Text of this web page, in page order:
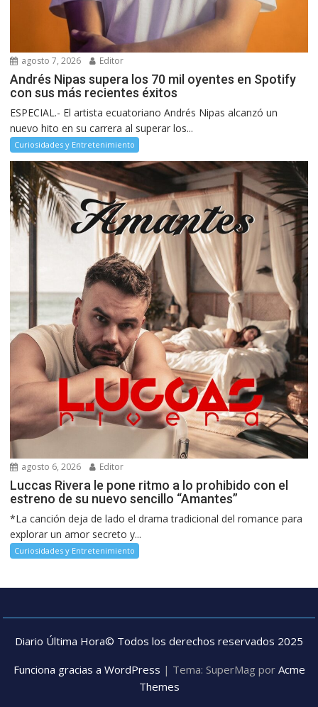
agosto 7, 2026 Editor
Andrés Nipas supera los 70 mil oyentes en Spotify
con sus más recientes éxitos
ESPECIAL.- El artista ecuatoriano Andrés Nipas alcanzó un
nuevo hito en su carrera al superar los...
Curiosidades y Entretenimiento
agosto 6, 2026 Editor
Luccas Rivera le pone ritmo a lo prohibido con el
estreno de su nuevo sencillo “Amantes”
*La canción deja de lado el drama tradicional del romance para
explorar un amor secreto y...
Curiosidades y Entretenimiento
Diario Última Hora© Todos los derechos reservados 2025
Funciona gracias a WordPress | Tema: SuperMag por Acme
Themes